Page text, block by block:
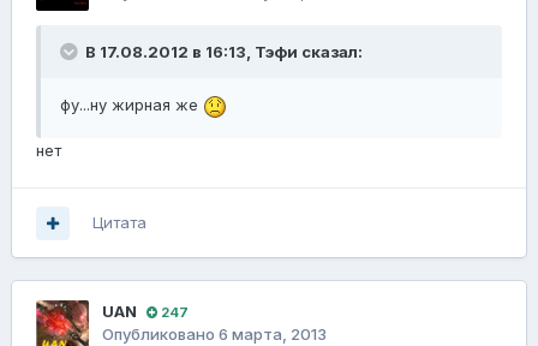
В 17.08.2012 в 16:13, Тэфи сказал:
фу...ну жирная же
нет
Цитата
UAN 247
Опубликовано 6 марта, 2013